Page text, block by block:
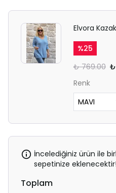
Elvora Kazak
%25
₺ 769.00
Renk
İncelediğiniz ürün ile
sepetinize eklenecektir!
Toplam